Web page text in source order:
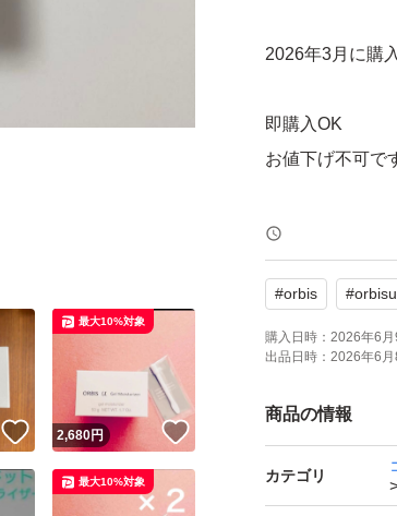
2026年3月に購
即購入OK
お値下げ不可で
ゆうパケットポ
厚さ制限ギリギ
いただきます。
ご理解いただけ
#orbis #orbisu
購入日時： 2026年6
出品日時： 2026年6
商品の情報
カテゴリ
いいね！
2,680円
最大10%対象
最大10%対象